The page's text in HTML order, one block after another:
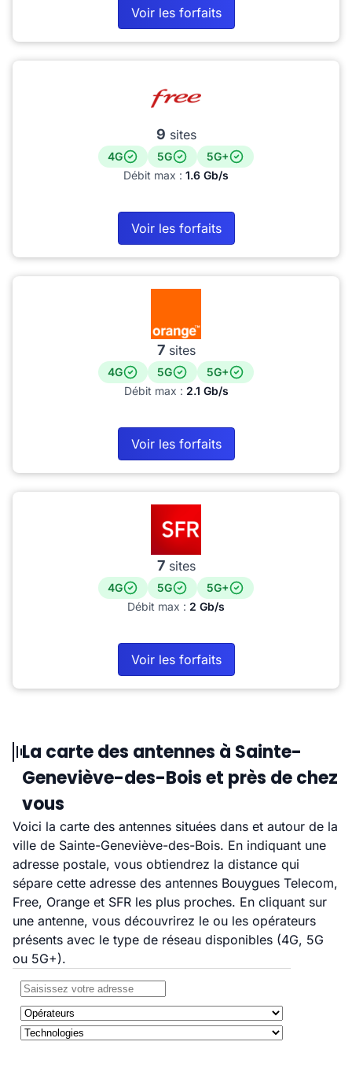
Voir les forfaits
9 sites
4G 5G
5G+
Débit max : 1.6 Gb/s
Voir les forfaits
7sites
4G 5G
5G+
Débit max : 2.1 Gb/s
Voir les forfaits
7sites
4G 5G
5G+
Débit max : 2 Gb/s
Voir les forfaits
La carte des antennes à Sainte-
Geneviève-des-Bois et près de chez
vous
Voici la carte des antennes situées dans et autour de la
ville de Sainte-Geneviève-des-Bois. En indiquant une
adresse postale, vous obtiendrez la distance qui
sépare cette adresse des antennes Bouygues Telecom,
Free, Orange et SFR les plus proches. En cliquant sur
une antenne, vous découvrirez le ou les opérateurs
présents avec le type de réseau disponibles (4G, 5G
ou 5G+).